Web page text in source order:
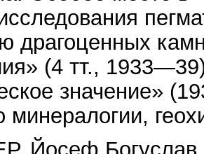
драгоценных
(4 тт.,
значение»
минералогии,